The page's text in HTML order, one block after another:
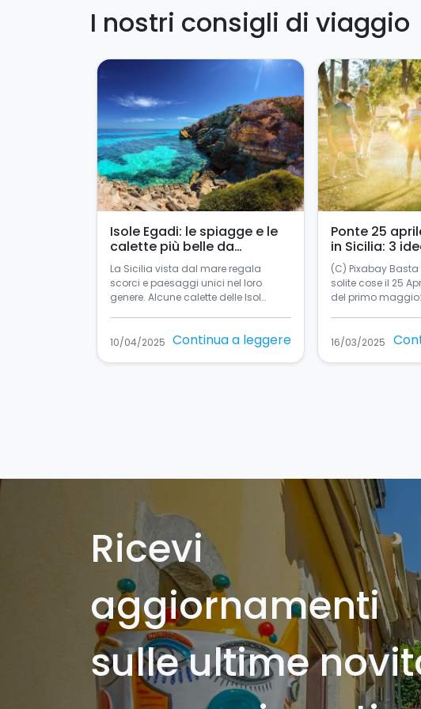
I nostri consigli di viaggio
Isole Egadi: le spiagge e le
calette più belle da
raggiungere in barca a vela
La Sicilia vista dal mare regala
scorci e paesaggi unici nel loro
genere. Alcune calette delle Isol…
10/04/2025 Continua a leggere
Ponte 25
in Sicilia: 3
(C) Pixabay
solite cose il 25
del primo
16/03/2025
Ricevi
aggiornamenti
sulle ultime